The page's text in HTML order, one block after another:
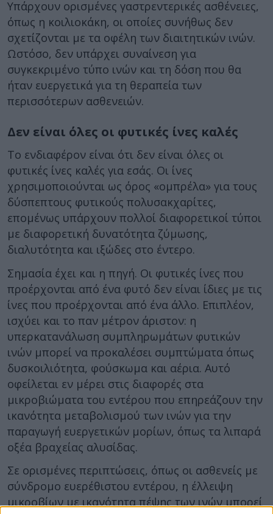
Υπάρχουν ορισμένες γαστρεντερικές ασθένειες,
όπως η κοιλιοκάκη, οι οποίες συνήθως δεν
σχετίζονται με τα οφέλη των διαιτητικών ινών.
Ωστόσο, δεν υπάρχει συναίνεση για
συγκεκριμένο τύπο ινών και τη δόση που θα
ήταν ευεργετικά για τη θεραπεία των
περισσότερων ασθενειών.
Δεν είναι όλες οι φυτικές ίνες καλές
Το ενδιαφέρον είναι ότι δεν είναι όλες οι
φυτικές ίνες καλές για εσάς. Οι ίνες
χρησιμοποιούνται ως όρος «ομπρέλα» για τους
δύσπεπτους φυτικούς πολυσακχαρίτες,
επομένως υπάρχουν πολλοί διαφορετικοί τύποι
με διαφορετική δυνατότητα ζύμωσης,
διαλυτότητα και ιξώδες στο έντερο.
Σημασία έχει και η πηγή. Οι φυτικές ίνες που
προέρχονται από ένα φυτό δεν είναι ίδιες με τις
ίνες που προέρχονται από ένα άλλο. Επιπλέον,
ισχύει και το παν μέτρον άριστον: η
υπερκατανάλωση συμπληρωμάτων φυτικών
ινών μπορεί να προκαλέσει συμπτώματα όπως
δυσκοιλιότητα, φούσκωμα και αέρια. Αυτό
οφείλεται εν μέρει στις διαφορές στα
μικροβιώματα του εντέρου που επηρεάζουν την
ικανότητα μεταβολισμού των ινών για την
παραγωγή ευεργετικών μορίων, όπως τα λιπαρά
οξέα βραχείας αλυσίδας.
Σε ορισμένες περιπτώσεις, όπως οι ασθενείς με
σύνδρομο ευερέθιστου εντέρου, η έλλειψη
μικροβίων με ικανότητα πέψης των ινών μπορεί